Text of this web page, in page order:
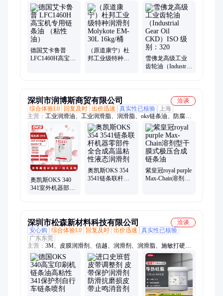
德国艾卡鲁普
LFC1460H高宝机
（原道康宁）杜
邦工业级特种润
雪佛龙高级工业
齿轮油（Industrial
深圳市润博斯商贸有限公司
洽谈
综合体验L0
回复及时 出价迅速 真实性已核验
上海
主营： 工业润滑油、工业润滑脂、润滑脂、oks链条油、防腐锈
油、防腐油脂、食品级油脂、防锈油脂、导轨油、柴油发动机
油、抗磨液压油、压缩机油、特种油脂
奥凯斯OKS 340
341室外机器部件
奥凯斯OKS 354
3541链条联杆机
紫皇冠royal purple
Max-Chain溶剂型
深圳市松森新材料科技有限公司
洽谈
安心购
综合体验L0 回复及时 出价迅速
真实性已核验
广东东莞
主营： 3M、皮膜润滑剂、信越、润滑剂、润滑脂、施敏打硬、
胶水、CRC、小西胶、住矿、协同、迈图、壳牌、三键、道康
宁、舒泊润、关东化成、西卡、密封胶、结构胶、防锈剂、
OKS、中京化成、胶枪、混合管